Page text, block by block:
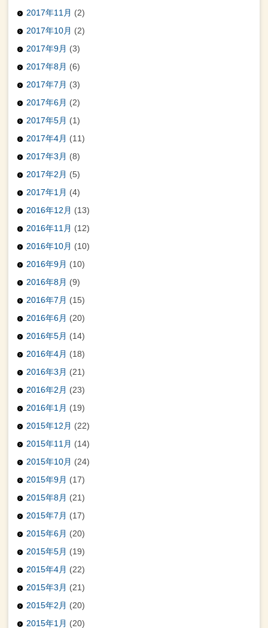
2017年11月 (2)
2017年10月 (2)
2017年9月 (3)
2017年8月 (6)
2017年7月 (3)
2017年6月 (2)
2017年5月 (1)
2017年4月 (11)
2017年3月 (8)
2017年2月 (5)
2017年1月 (4)
2016年12月 (13)
2016年11月 (12)
2016年10月 (10)
2016年9月 (10)
2016年8月 (9)
2016年7月 (15)
2016年6月 (20)
2016年5月 (14)
2016年4月 (18)
2016年3月 (21)
2016年2月 (23)
2016年1月 (19)
2015年12月 (22)
2015年11月 (14)
2015年10月 (24)
2015年9月 (17)
2015年8月 (21)
2015年7月 (17)
2015年6月 (20)
2015年5月 (19)
2015年4月 (22)
2015年3月 (21)
2015年2月 (20)
2015年1月 (20)